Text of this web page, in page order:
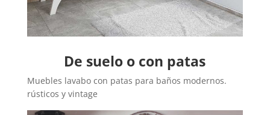
De suelo o con patas
Muebles lavabo con patas para baños modernos.
rústicos y vintage